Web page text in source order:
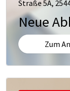
Straße 5A,
Neue
Zum